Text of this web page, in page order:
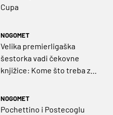
Cupa
NOGOMET
Velika premierligaška
šestorka vadi čekovne
knjižice: Kome što treba za
NOGOMET
Pochettino i Postecoglu